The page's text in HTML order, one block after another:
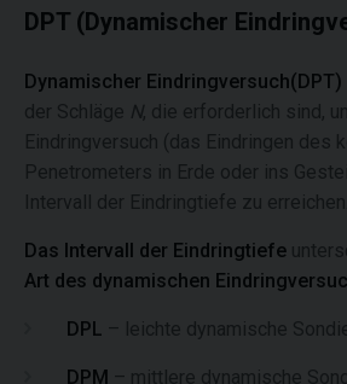
DPT (Dynamischer
Dynamischer Eindringversuch(DPT)
der Schläge N, die erforderlich sind,
Eindringversuch (das Eindringen des
Penetrometers in Erde oder ins
Intervall der Eindringtiefe zu erreichen.
Das Intervall der Eindringtiefe
Art des dynamischen
DPL – leichte dynamische
DPM – mittlere dynamische